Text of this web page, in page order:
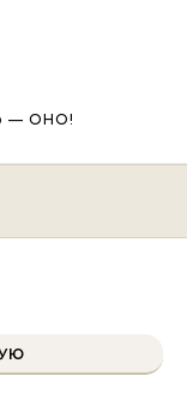
— ОНО!